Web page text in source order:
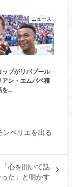
ニュース
プがリバプール
アン・エムバペ獲
を…
ンペリエを出る
心を開いて話
った」と明かす